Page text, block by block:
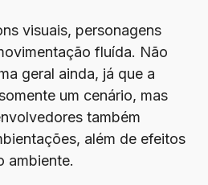
visuais, personagens
fluída. Não
geral ainda, já que a
um cenário, mas
também
além de efeitos
ambiente.